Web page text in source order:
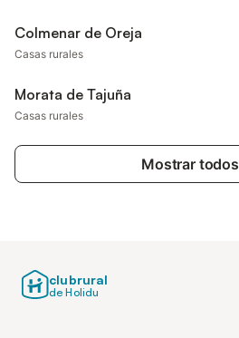
Colmenar de Oreja
Casas rurales
Morata de Tajuña
Casas rurales
Mostrar todos
clubrural
de Holidu